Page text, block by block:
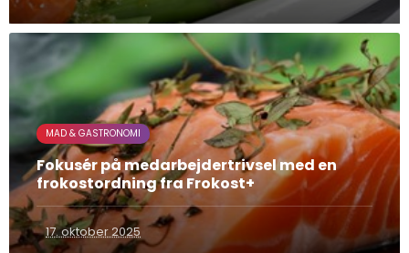
MAD & GASTRONOMI
Fokusér på medarbejdertrivsel med en
frokostordning fra Frokost+
17. oktober 2025